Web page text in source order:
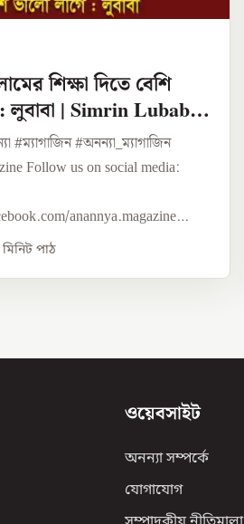
শিক্ষা দিতে বেশি
লুবাবা | Simrin Lubaba |
#ম্যাগাজিন #অনন্যা_ম্যাগাজিন
Follow us on social media:
anannya.magazine
পাঠ
ওয়েবসাইট
অনন্যা সম্পর্কে
যোগাযোগ